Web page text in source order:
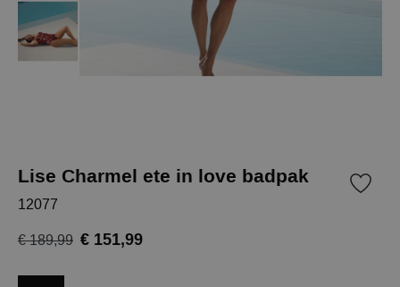
Lise Charmel ete in love badpak
12077
€ 189,99 € 151,99